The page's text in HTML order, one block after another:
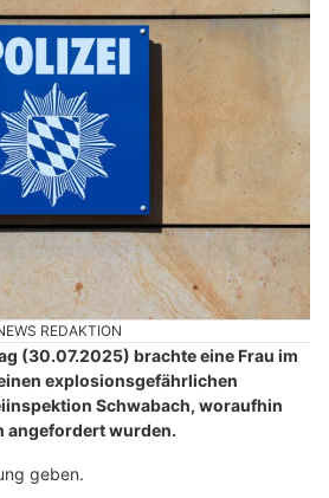
REDAKTION
(30.07.2025) brachte eine Frau im
explosionsgefährlichen
Schwabach, woraufhin
angefordert wurden.
geben.